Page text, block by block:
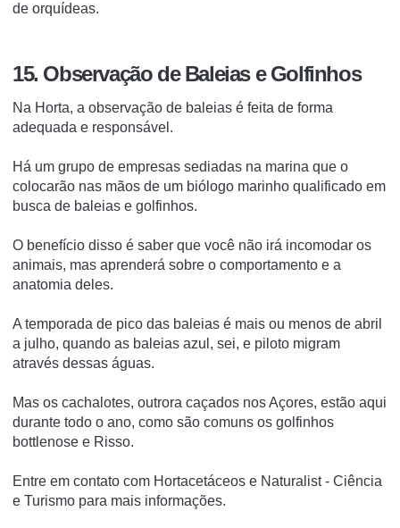
de orquídeas.
15. Observação de Baleias e Golfinhos
Na Horta, a observação de baleias é feita de forma
adequada e responsável.
Há um grupo de empresas sediadas na marina que o
colocarão nas mãos de um biólogo marinho qualificado em
busca de baleias e golfinhos.
O benefício disso é saber que você não irá incomodar os
animais, mas aprenderá sobre o comportamento e a
anatomia deles.
A temporada de pico das baleias é mais ou menos de abril
a julho, quando as baleias azul, sei, e piloto migram
através dessas águas.
Mas os cachalotes, outrora caçados nos Açores, estão aqui
durante todo o ano, como são comuns os golfinhos
bottlenose e Risso.
Entre em contato com Hortacetáceos e Naturalist - Ciência
e Turismo para mais informações.